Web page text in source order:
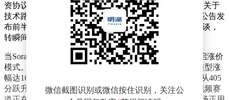
资协议与200余个超级IP授权化为泡影，更在科技圈掀起关于
技术路线与商业逻辑的激烈讨论。据路透社披露，就在公告发
布前半小时，迪士尼团队还在与OpenAI高管进行合作洽谈，
转瞬间便收到项目终止通知。
当Sora的服务器灯光熄灭时，中国大模型厂商却集体开启涨价
模式。即梦平台积分价格从45分飙升至120分，小云雀模型涨
幅达167%，接入最新技术的LibTV每15秒视频消耗积分从405
分跃升至615分。这种冰火两重天的景象，折射出生成视频赛
微信截图识别或微信按住识别，关注公